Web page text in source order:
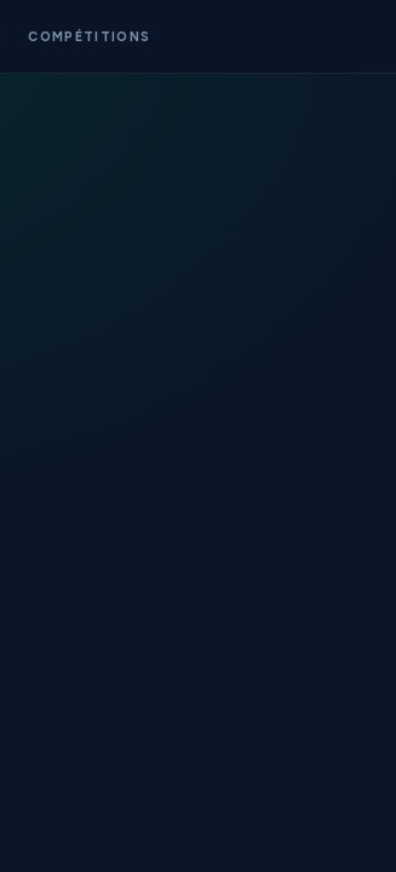
COMPÉTITIONS